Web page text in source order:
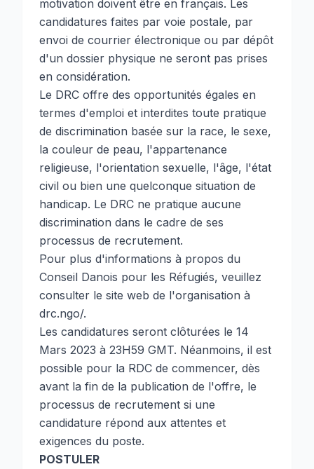
motivation doivent être en français. Les
candidatures faites par voie postale, par
envoi de courrier électronique ou par dépôt
d'un dossier physique ne seront pas prises
en considération.
Le DRC offre des opportunités égales en
termes d'emploi et interdites toute pratique
de discrimination basée sur la race, le sexe,
la couleur de peau, l'appartenance
religieuse, l'orientation sexuelle, l'âge, l'état
civil ou bien une quelconque situation de
handicap. Le DRC ne pratique aucune
discrimination dans le cadre de ses
processus de recrutement.
Pour plus d'informations à propos du
Conseil Danois pour les Réfugiés, veuillez
consulter le site web de l'organisation à
drc.ngo/.
Les candidatures seront clôturées le 14
Mars 2023 à 23H59 GMT. Néanmoins, il est
possible pour la RDC de commencer, dès
avant la fin de la publication de l'offre, le
processus de recrutement si une
candidature répond aux attentes et
exigences du poste.
POSTULER